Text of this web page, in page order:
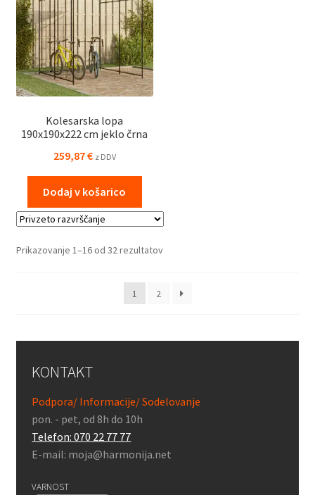
Kolesarska lopa
190x190x222 cm jeklo črna
259,87€ z DDV
Dodaj v košarico
Prikazovanje 1–16 od 32 rezultatov
1 2
KONTAKT
Podpora/ Informacije/ Sodelovanje
pon. - pet, od 8h do 10h
Telefon: 070 22 77 77
E-mail: moja@harmonija.net
VARNOST